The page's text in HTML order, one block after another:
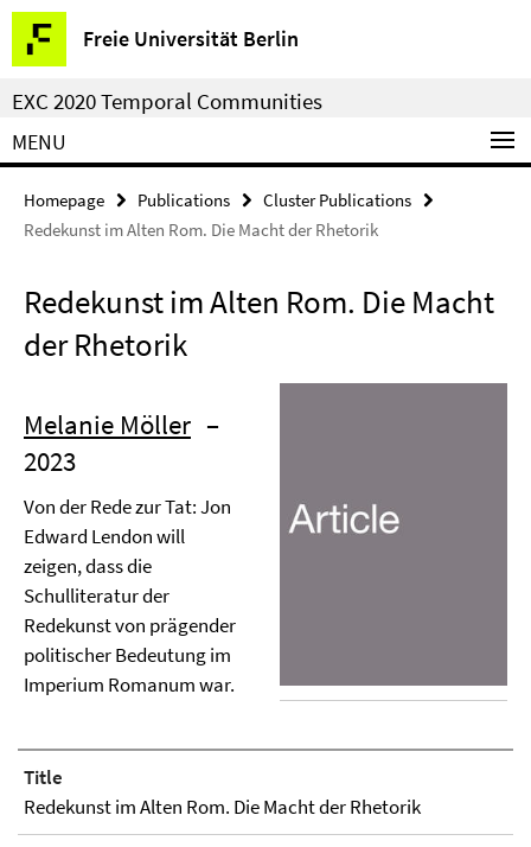
Springe
direkt
zu
Inhalt
Freie Universität Berlin
Service
Navigation
EXC 2020 Temporal Communities
MENU
Homepage Publications
Cluster Publications
Redekunst im Alten Rom. Die Macht der Rhetorik
Redekunst im Alten Rom. Die Macht
der Rhetorik
Melanie Möller –
2023
Von der Rede zur Tat: Jon
Edward Lendon will
zeigen, dass die
Schulliteratur der
Redekunst von prägender
politischer Bedeutung im
Imperium Romanum war.
Title
Redekunst im Alten Rom. Die Macht der Rhetorik